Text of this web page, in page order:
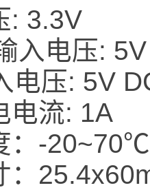
: 3.3V
入电压:
电压: 5V
电流: 1A
：-20~70℃
：